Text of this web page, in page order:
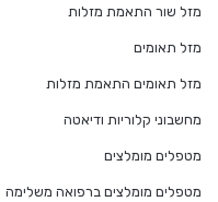
מזל שור התאמת מזלות
מזל תאומים
מזל תאומים התאמת מזלות
מחשבוני קלוריות ודיאטה
מטפלים מומלצים
מטפלים מומלצים ברפואה משלימה